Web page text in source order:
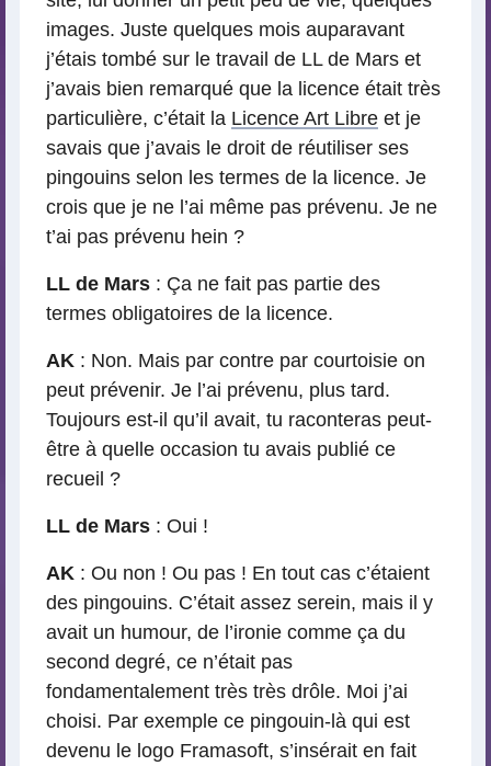
images. Juste quelques mois auparavant
j’étais tombé sur le travail de LL de Mars et
j’avais bien remarqué que la licence était très
particulière, c’était la Licence Art Libre et je
savais que j’avais le droit de réutiliser ses
pingouins selon les termes de la licence. Je
crois que je ne l’ai même pas prévenu. Je ne
t’ai pas prévenu hein ?
LL de Mars : Ça ne fait pas partie des
termes obligatoires de la licence.
AK : Non. Mais par contre par courtoisie on
peut prévenir. Je l’ai prévenu, plus tard.
Toujours est-il qu’il avait, tu raconteras peut-
être à quelle occasion tu avais publié ce
recueil ?
LL de Mars : Oui !
AK : Ou non ! Ou pas ! En tout cas c’étaient
des pingouins. C’était assez serein, mais il y
avait un humour, de l’ironie comme ça du
second degré, ce n’était pas
fondamentalement très très drôle. Moi j’ai
choisi. Par exemple ce pingouin-là qui est
devenu le logo Framasoft, s’insérait en fait